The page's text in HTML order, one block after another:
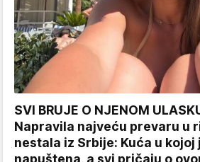
SVI BRUJE O NJENOM
Napravila najveću prevaru u
nestala iz Srbije: Kuća u kojoj
napuštena, a svi pričaju o